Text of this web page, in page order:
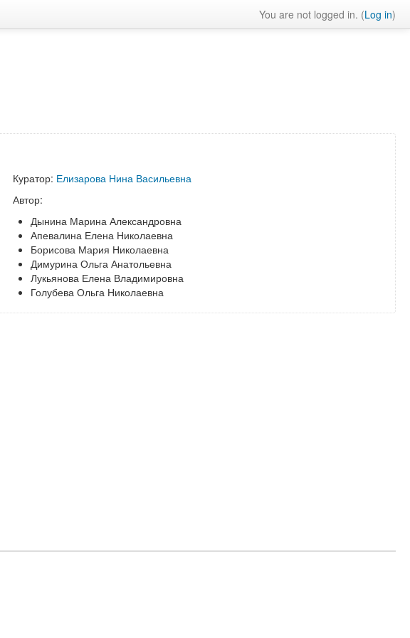
You are not logged in. (Log in)
Куратор: Елизарова Нина Васильевна
Автор:
Дынина Марина Александровна
Апевалина Елена Николаевна
Борисова Мария Николаевна
Димурина Ольга Анатольевна
Лукьянова Елена Владимировна
Голубева Ольга Николаевна